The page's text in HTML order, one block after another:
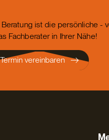
ist die persönliche -
Fachberater in Ihrer Nähe!
vereinbaren